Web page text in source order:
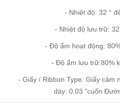
- Nhiệt độ: 32 °
- Nhiệt độ lưu trữ: 32
- Độ ẩm hoạt động:
- Độ ẩm lưu trữ:80%
- Giấy / Ribbon Type: Giấy cảm
dày: 0.03 "cuốn